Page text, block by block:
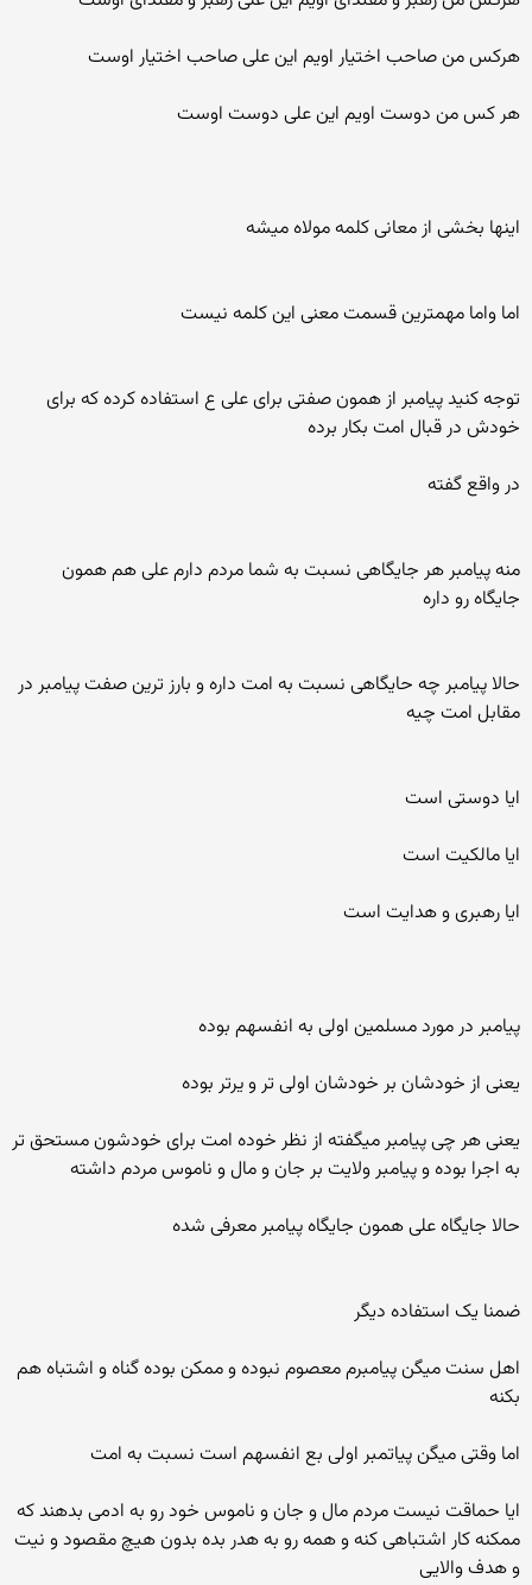
هرکس من صاحب اختیار اویم این علی صاحب اختیار اوست
هر کس من دوست اویم این علی دوست اوست
اینها بخشی از معانی کلمه مولاه میشه
اما واما مهمترین قسمت معنی این کلمه نیست
توجه کنید پیامبر از همون صفتی برای علی ع استفاده کرده که برای
خودش در قبال امت بکار برده
در واقع گفته
منه پیامبر هر جایگاهی نسبت به شما مردم دارم علی هم همون
جایگاه رو داره
حالا پیامبر چه حایگاهی نسبت به امت داره و بارز ترین صفت پیامبر در
مقابل امت چیه
ایا دوستی است
ایا مالکیت است
ایا رهبری و هدایت است
پیامبر در مورد مسلمین اولی به انفسهم بوده
یعنی از خودشان بر خودشان اولی تر و یرتر بوده
یعنی هر چی پیامبر میگفته از نظر خوده امت برای خودشون مستحق تر
به اجرا بوده و پیامبر ولایت بر جان و مال و ناموس مردم داشته
حالا جایگاه علی همون جایگاه پیامبر معرفی شده
ضمنا یک استفاده دیگر
اهل سنت میگن پیامبرم معصوم نبوده و ممکن بوده گناه و اشتباه هم
بکنه
اما وقتی میگن پیاتمبر اولی بع انفسهم است نسبت به امت
ایا حماقت نیست مردم مال و جان و ناموس خود رو به ادمی بدهند که
ممکنه کار اشتباهی کنه و همه رو به هدر بده بدون هیچ مقصود و نیت
و هدف والایی